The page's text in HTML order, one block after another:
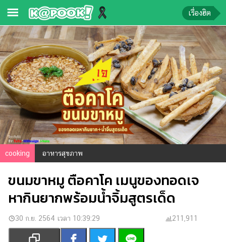
ข่าว-
ความ
รู้
ข่าว
ข่าว
บันเทิง
ตรวจ
หวย
ผล
บอล
สด
การ
เงิน
เรื่องฮิต
cooking อาหารสุขภาพ
ขนมขาหมู ตือคาโค เมนูของทอดเจ
หากินยากพร้อมน้ำจิ้มสูตรเด็ด
30 ก.ย. 2564 เวลา 10:39:29 211,911